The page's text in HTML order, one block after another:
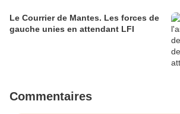
Le Courrier de Mantes. Les forces de
gauche unies en attendant LFI
Commentaires